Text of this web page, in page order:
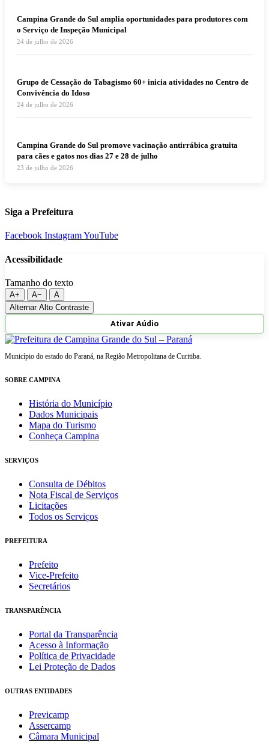
Campina Grande do Sul amplia oportunidades para produtores com
o Serviço de Inspeção Municipal
24 de julho de 2026
Grupo de Cessação do Tabagismo 60+ inicia atividades no Centro de
Convivência do Idoso
24 de julho de 2026
Campina Grande do Sul promove vacinação antirrábica gratuita
para cães e gatos nos dias 27 e 28 de julho
23 de julho de 2026
Siga a Prefeitura
Facebook InstagramYouTube
Acessibilidade
Tamanho do texto
A+ A−
A
Alternar Alto Contraste
Ativar Aúdio
Município do estado do Paraná, na Região Metropolitana de Curitiba.
SOBRE CAMPINA
História do Município
Dados Municipais
Mapa do Turismo
Conheça Campina
SERVIÇOS
Consulta de Débitos
Nota Fiscal de Serviços
Licitações
Todos os Serviços
PREFEITURA
Prefeito
Vice-Prefeito
Secretários
TRANSPARÊNCIA
Portal da Transparência
Acesso à Informação
Política de Privacidade
Lei Proteção de Dados
OUTRAS ENTIDADES
Previcamp
Assercamp
Câmara Municipal